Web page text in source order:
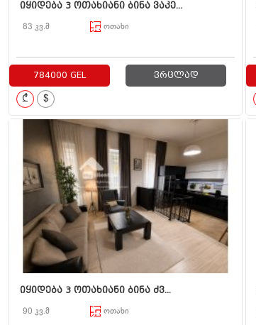
იყიდება 3 ოთახიანი ბინა ვაკე...
83 კვ.მ ოთახი
784000 GEL ვრცლად
₾ $
იყიდება 3 ოთახიანი ბინა ძვ...
90 კვ.მ ოთახი